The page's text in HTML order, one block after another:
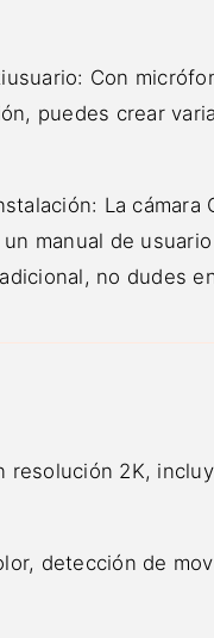
Con
puedes crear
La
manual de
no dudes
resolución 2K,
detección de